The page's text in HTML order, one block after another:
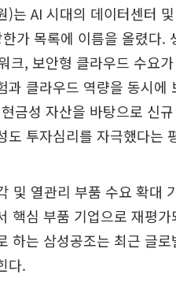
는 AI 시대의 데이터센터
가 목록에 이름을 올렸다.
크, 보안형 클라우드 수요
과 클라우드 역량을 동시에
금성 자산을 바탕으로 신
도 투자심리를 자극했다는
및 열관리 부품 수요 확대
핵심 부품 기업으로 재평
하는 삼성공조는 최근 글
다.